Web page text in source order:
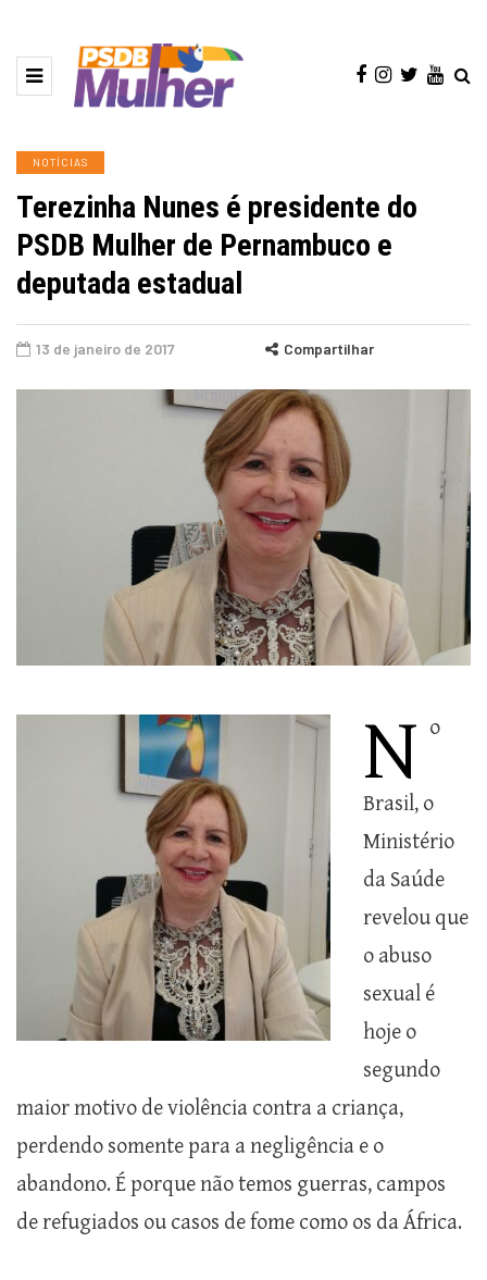
NOTÍCIAS
Terezinha Nunes é presidente do
PSDB Mulher de Pernambuco e
deputada estadual
13 de janeiro de 2017 Compartilhar
N o
Brasil, o
Ministério
da Saúde
revelou que
o abuso
sexual é
hoje o
segundo
maior motivo de violência contra a criança,
perdendo somente para a negligência e o
abandono. É porque não temos guerras, campos
de refugiados ou casos de fome como os da África.